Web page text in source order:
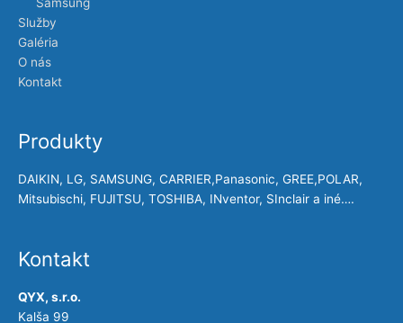
Služby
Galéria
O nás
Kontakt
Produkty
DAIKIN, LG, SAMSUNG, CARRIER,Panasonic, GREE,POLAR,
Mitsubischi, FUJITSU, TOSHIBA, INventor, SInclair a iné….
Kontakt
QYX, s.r.o.
Kalša 99